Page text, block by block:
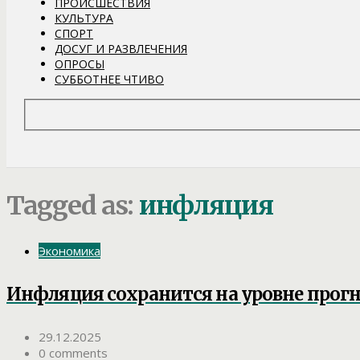
КУЛЬТУРА
СПОРТ
ДОСУГ И РАЗВЛЕЧЕНИЯ
ОПРОСЫ
СУББОТНЕЕ ЧТИВО
Tagged as: инфляция
Экономика
Инфляция сохранится на уровне
29.12.2025
0 comments